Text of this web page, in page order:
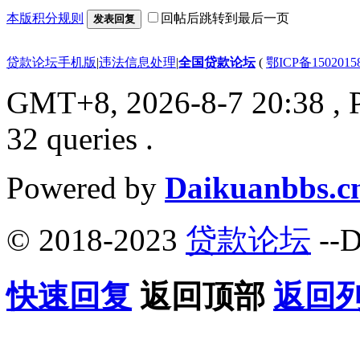
本版积分规则 发表回复 回帖后跳转到最后一页
贷款论坛手机版|违法信息处理|全国贷款论坛( 鄂ICP备
GMT+8, 2026-8-7 20:38 ,
32 queries .
Powered by
© 2018-2023 贷款论坛 --
快速回复 返回顶部 返回